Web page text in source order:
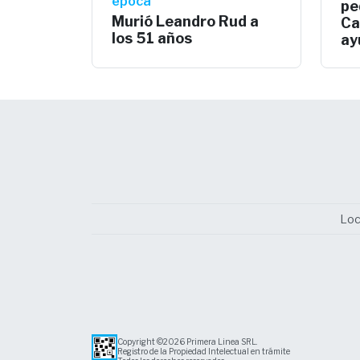
Murió Leandro Rud a
los 51 años
Copyright ©2026 Primera Linea SRL.
Registro de la Propiedad Intelectual en trámite